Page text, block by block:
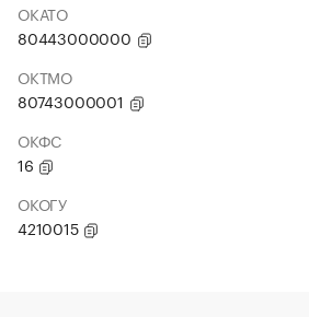
ОКАТО
80443000000
ОКТМО
80743000001
ОКФС
16
ОКОГУ
4210015